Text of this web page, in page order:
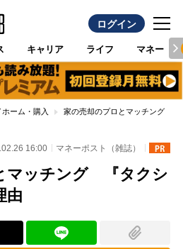
ログイン
キャリア ライフ マネー
ホーム・購入 家の売却のプロとマッチング 『
16:00 マネーポスト（雑誌）
マッチング 『タクシ
由